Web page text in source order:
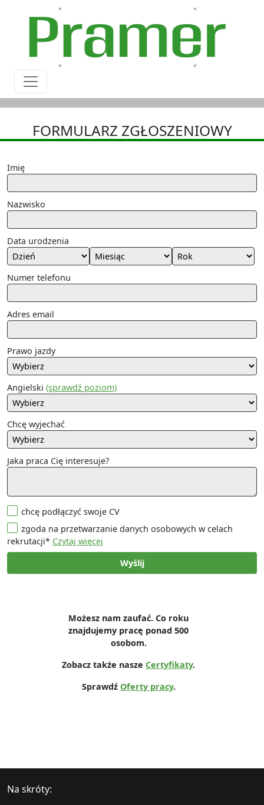
FORMULARZ ZGŁOSZENIOWY
Imię
Nazwisko
Data urodzenia
Numer telefonu
Adres email
Prawo jazdy
Angielski (sprawdź poziom)
Chcę wyjechać
Jaka praca Cię interesuje?
chcę podłączyć swoje CV
zgoda na przetwarzanie danych osobowych w celach
rekrutacji* Czytaj więcej
Wyślij
Możesz nam zaufać. Co roku
znajdujemy pracę ponad 500
osobom.
Zobacz także nasze Certyfikaty.
Sprawdź Oferty pracy.
Na skróty: